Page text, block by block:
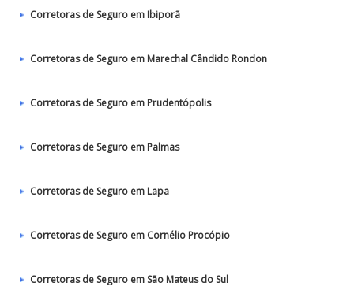
Corretoras de Seguro em Ibiporã
Corretoras de Seguro em Marechal Cândido Rondon
Corretoras de Seguro em Prudentópolis
Corretoras de Seguro em Palmas
Corretoras de Seguro em Lapa
Corretoras de Seguro em Cornélio Procópio
Corretoras de Seguro em São Mateus do Sul